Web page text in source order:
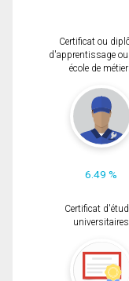
Certificat ou
d'apprentissage
école de
6.49 %
Certificat
universitaires